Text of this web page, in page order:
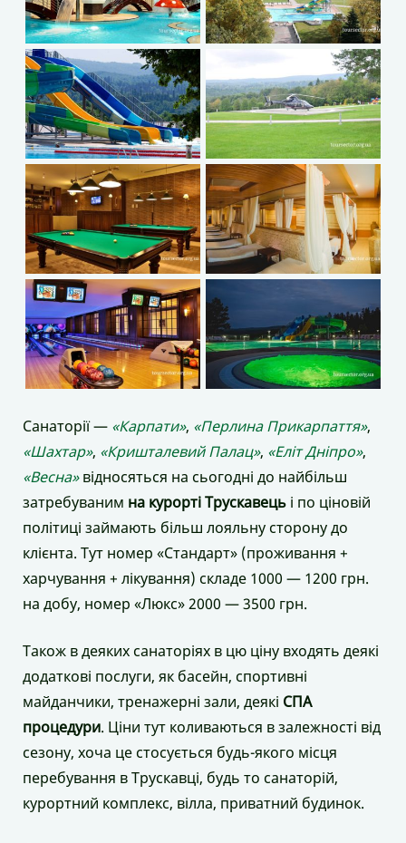
Санаторії — «Карпати», «Перлина Прикарпаття»,
«Шахтар», «Кришталевий Палац», «Еліт Дніпро»,
«Весна»відносяться на сьогодні до найбільш
затребуваним на курорті Трускавець і по ціновій
політиці займають більш лояльну сторону до
клієнта. Тут номер «Стандарт» (проживання +
харчування + лікування) складе 1000 — 1200 грн.
на добу, номер «Люкс» 2000 — 3500 грн.
Також в деяких санаторіях в цю ціну входять деякі
додаткові послуги, як басейн, спортивні
майданчики, тренажерні зали, деякі СПА
процедури. Ціни тут коливаються в залежності від
сезону, хоча це стосується будь-якого місця
перебування в Трускавці, будь то санаторій,
курортний комплекс, вілла, приватний будинок.